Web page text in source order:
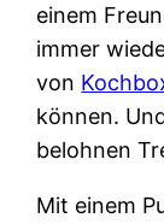
einem
immer
von
können.
belohnen
Mit einem